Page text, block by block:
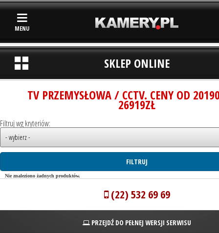
MENU
SKLEP ONLINE
TV PRZEMYSŁOWA / CCTV. CENY OD
26919ZŁ
Filtruj wg kryteriów:
Nie znaleziono żadnych produktów.
(22) 532 69 69
PRZEJDŹ DO PEŁNEJ WERSJI SERWISU